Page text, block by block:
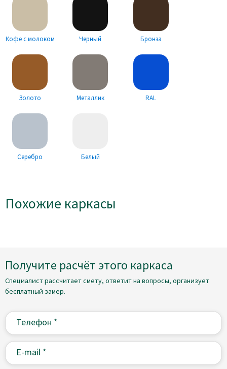
Кофе с молоком Черный Бронза
Золото Металлик RAL
Серебро Белый
Похожие каркасы
Получите расчёт этого каркаса
Специалист рассчитает смету, ответит на вопросы, организует
бесплатный замер.